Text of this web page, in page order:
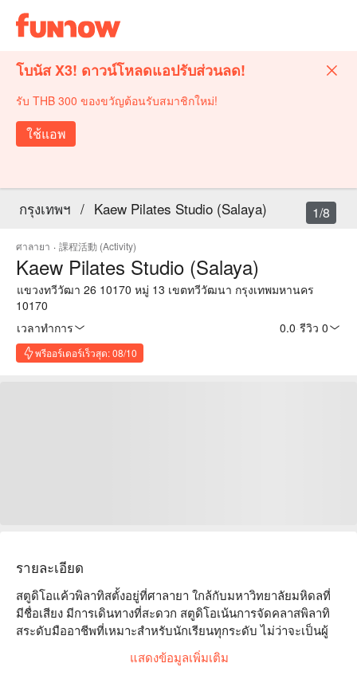
โบนัส X3! ดาวน์โหลดแอปรับส่วนลด!
รับ THB 300 ของขวัญต้อนรับสมาชิกใหม่!
ใช้แอพ
กรุงเทพฯ / Kaew Pilates Studio (Salaya)
ศาลายา · 課程活動 (Activity)
Kaew Pilates Studio (Salaya)
แขวงทวีวัฒา 26 10170 หมู่ 13 เขตทวีวัฒนา กรุงเทพมหานคร
10170
เวลาทำการ
0.0 รีวิว 0
พรีออร์เดอร์เร็วสุด: 08/10
1/8
รายละเอียด
สตูดิโอแค้วพิลาทิสตั้งอยู่ที่ศาลายา ใกล้กับมหาวิทยาลัยมหิดลที่
มีชื่อเสียง มีการเดินทางที่สะดวก สตูดิโอเน้นการจัดคลาสพิลาทิ
สระดับมืออาชีพที่เหมาะสำหรับนักเรียนทุกระดับ ไม่ว่าจะเป็นผู้
เริ่มต้นหรือผู้ฝึกฝนขั้นสูงก็สามารถหาหลักสูตรที่เหมาะสมได้ สตูดิ
โอมีบรรยากาศที่สะดวกสบายและอุปกรณ์ครบครัน ได้รับคำชม
แสดงข้อมูลเพิ่มเติม